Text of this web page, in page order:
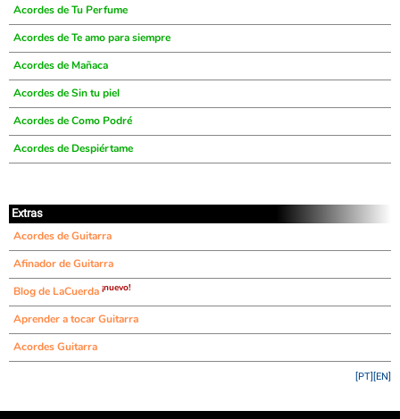
Acordes de Tu Perfume
Acordes de Te amo para siempre
Acordes de Mañaca
Acordes de Sin tu piel
Acordes de Como Podré
Acordes de Despiértame
Extras
Acordes de Guitarra
Afinador de Guitarra
Blog de LaCuerda ¡nuevo!
Aprender a tocar Guitarra
Acordes Guitarra
[EN]
[PT]